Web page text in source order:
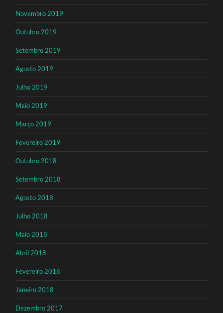
Novembro 2019
Outubro 2019
Setembro 2019
Agosto 2019
Julho 2019
Maio 2019
Março 2019
Fevereiro 2019
Outubro 2018
Setembro 2018
Agosto 2018
Julho 2018
Maio 2018
Abril 2018
Fevereiro 2018
Janeiro 2018
Dezembro 2017